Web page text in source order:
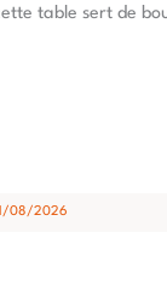
table sert de
08/2026